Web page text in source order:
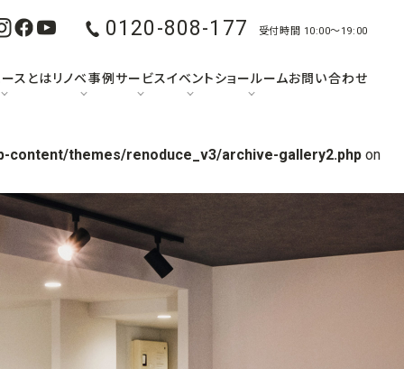
themes/renoduce_v3/archive-gallery2.php on
0120-808-177 受付時間 10:00〜19:00
ースとはリノベ事例サービスイベントショールームお問い合わせ